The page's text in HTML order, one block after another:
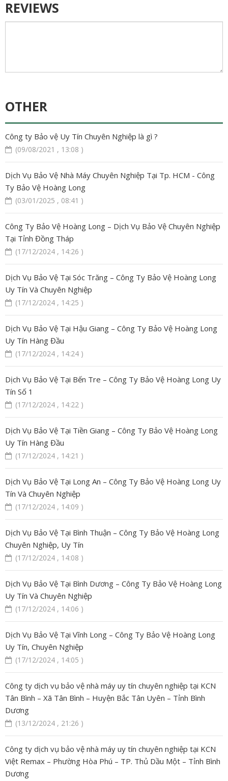
REVIEWS
OTHER
Công ty Bảo vệ Uy Tín Chuyên Nghiệp là gì ?
(09/08/2021 , 13:08 )
Dịch Vụ Bảo Vệ Nhà Máy Chuyên Nghiệp Tại Tp. HCM - Công
Ty Bảo Vệ Hoàng Long
(03/01/2025 , 08:41 )
Công Ty Bảo Vệ Hoàng Long – Dịch Vụ Bảo Vệ Chuyên Nghiệp
Tại Tỉnh Đồng Tháp
(17/12/2024 , 14:26 )
Dịch Vụ Bảo Vệ Tại Sóc Trăng – Công Ty Bảo Vệ Hoàng Long
Uy Tín Và Chuyên Nghiệp
(17/12/2024 , 14:25 )
Dịch Vụ Bảo Vệ Tại Hậu Giang – Công Ty Bảo Vệ Hoàng Long
Uy Tín Hàng Đầu
(17/12/2024 , 14:24 )
Dịch Vụ Bảo Vệ Tại Bến Tre – Công Ty Bảo Vệ Hoàng Long Uy
Tín Số 1
(17/12/2024 , 14:22 )
Dịch Vụ Bảo Vệ Tại Tiền Giang – Công Ty Bảo Vệ Hoàng Long
Uy Tín Hàng Đầu
(17/12/2024 , 14:21 )
Dịch Vụ Bảo Vệ Tại Long An – Công Ty Bảo Vệ Hoàng Long Uy
Tín Và Chuyên Nghiệp
(17/12/2024 , 14:09 )
Dịch Vụ Bảo Vệ Tại Bình Thuận – Công Ty Bảo Vệ Hoàng Long
Chuyên Nghiệp, Uy Tín
(17/12/2024 , 14:08 )
Dịch Vụ Bảo Vệ Tại Bình Dương – Công Ty Bảo Vệ Hoàng Long
Uy Tín Và Chuyên Nghiệp
(17/12/2024 , 14:06 )
Dịch Vụ Bảo Vệ Tại Vĩnh Long – Công Ty Bảo Vệ Hoàng Long
Uy Tín, Chuyên Nghiệp
(17/12/2024 , 14:05 )
Công ty dịch vụ bảo vệ nhà máy uy tín chuyên nghiệp tại KCN
Tân Bình – Xã Tân Bình – Huyện Bắc Tân Uyên – Tỉnh Bình
Dương
(13/12/2024 , 21:26 )
Công ty dịch vụ bảo vệ nhà máy uy tín chuyên nghiệp tại KCN
Việt Remax – Phường Hòa Phú – TP. Thủ Dầu Một – Tỉnh Bình
Dương